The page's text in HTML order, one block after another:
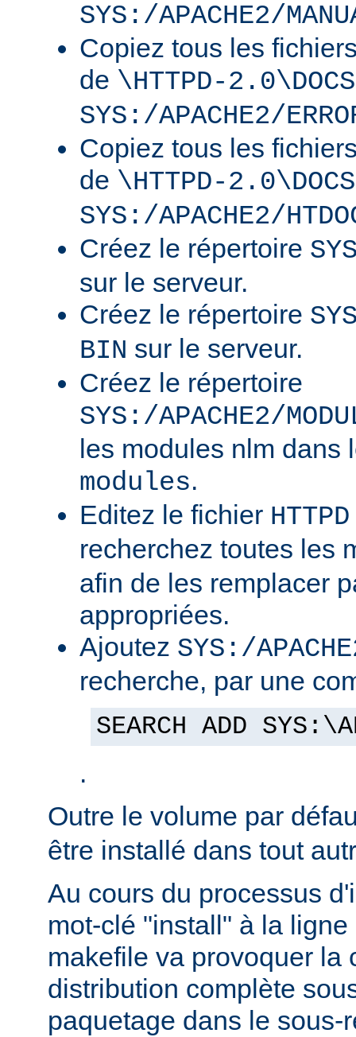
SYS:/APACHE2/
Copiez tous les
de \HTTPD-
SYS:/APACHE2/
Copiez tous les
de \HTTPD-
SYS:/APACHE2/
Créez le répertoire
sur le serveur.
Créez le répertoire
BIN sur le serveur.
Créez le répertoire
SYS:/APACHE2/
les modules nlm dans
modules.
Editez le fichier
recherchez toutes les
afin de les remplacer
appropriées.
Ajoutez SYS:/
recherche, par une
SEARCH ADD
.
Outre le volume par
être installé dans tout
Au cours du processus
mot-clé "install" à la
makefile va provoquer la
distribution complète
paquetage dans le